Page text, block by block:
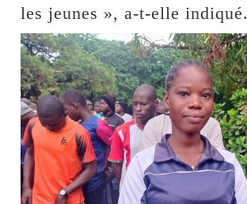
les jeunes », a-t-elle indiqué.